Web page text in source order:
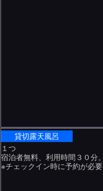
貸切露天風呂
１つ
宿泊者無料、利用時間３０分。
※チェックイン時に予約が必要